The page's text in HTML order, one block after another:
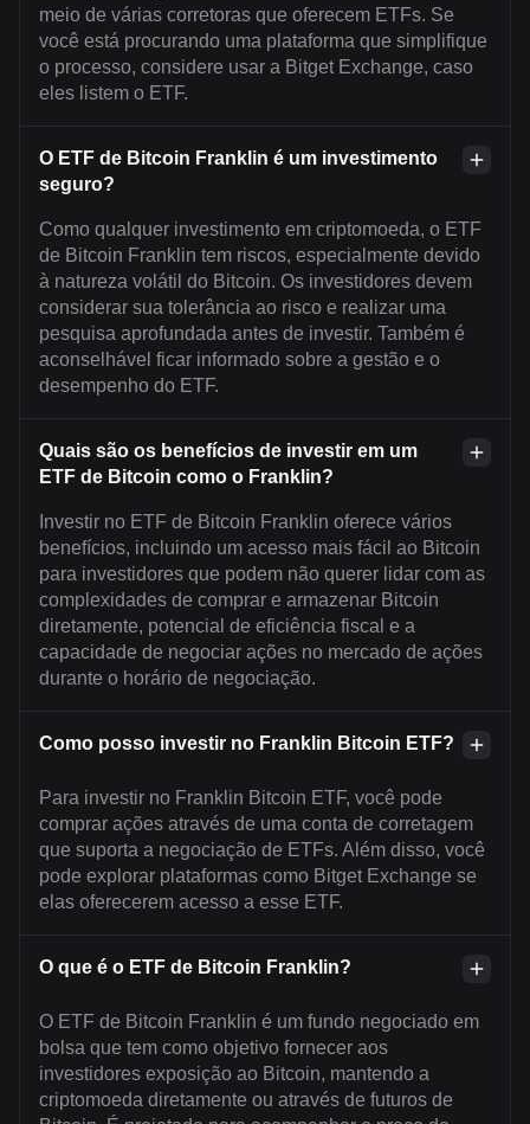
meio de várias corretoras que oferecem ETFs. Se
você está procurando uma plataforma que simplifique
o processo, considere usar a Bitget Exchange, caso
eles listem o ETF.
O ETF de Bitcoin Franklin é um investimento
seguro?
Como qualquer investimento em criptomoeda, o ETF
de Bitcoin Franklin tem riscos, especialmente devido
à natureza volátil do Bitcoin. Os investidores devem
considerar sua tolerância ao risco e realizar uma
pesquisa aprofundada antes de investir. Também é
aconselhável ficar informado sobre a gestão e o
desempenho do ETF.
Quais são os benefícios de investir em um
ETF de Bitcoin como o Franklin?
Investir no ETF de Bitcoin Franklin oferece vários
benefícios, incluindo um acesso mais fácil ao Bitcoin
para investidores que podem não querer lidar com as
complexidades de comprar e armazenar Bitcoin
diretamente, potencial de eficiência fiscal e a
capacidade de negociar ações no mercado de ações
durante o horário de negociação.
Como posso investir no Franklin Bitcoin ETF?
Para investir no Franklin Bitcoin ETF, você pode
comprar ações através de uma conta de corretagem
que suporta a negociação de ETFs. Além disso, você
pode explorar plataformas como Bitget Exchange se
elas oferecerem acesso a esse ETF.
O que é o ETF de Bitcoin Franklin?
O ETF de Bitcoin Franklin é um fundo negociado em
bolsa que tem como objetivo fornecer aos
investidores exposição ao Bitcoin, mantendo a
criptomoeda diretamente ou através de futuros de